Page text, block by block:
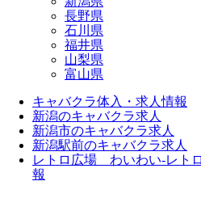
長野県
石川県
福井県
山梨県
富山県
キャバクラ体入・求人情報
新潟のキャバクラ求人
新潟市のキャバクラ求人
新潟駅前のキャバクラ求人
レトロ広場 わいわい-レト
報